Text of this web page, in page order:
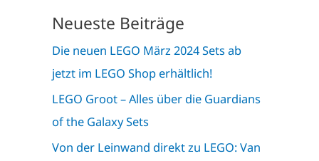
Neueste Beiträge
Die neuen LEGO März 2024 Sets ab
jetzt im LEGO Shop erhältlich!
LEGO Groot – Alles über die Guardians
of the Galaxy Sets
Von der Leinwand direkt zu LEGO: Van